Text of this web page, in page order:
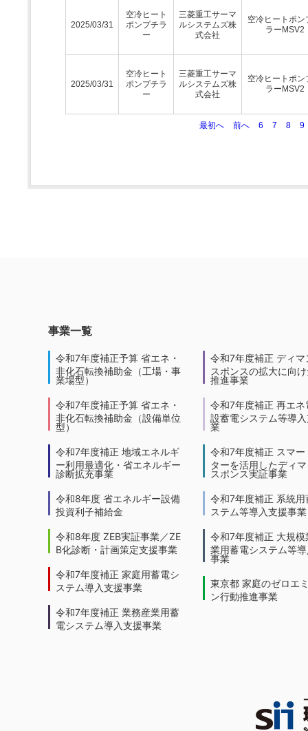
2025/03/31
空冷ヒート
ポンプチラ
ー
三菱重工サーマ
ルシステムズ株
式会社
空冷ヒートポン
ラーMSV2
2025/03/31
空冷ヒート
ポンプチラ
ー
三菱重工サーマ
ルシステムズ株
式会社
空冷ヒートポン
ラーMSV2
最初へ 前へ 6 7 8 9
事業一覧
令和7年度補正予算 省エネ・
非化石転換補助金（工場・事
業場型）
令和7年度補正予算 省エネ・
非化石転換補助金（設備単位
型）
令和7年度補正 地域エネルギ
ー利用最適化・省エネルギー
診断拡充事業
令和8年度 省エネルギー設備
投資利子補給金
令和8年度 ZEB実証事業／ZE
B化診断・計画策定支援事業
令和7年度補正 家庭用蓄電シ
ステム導入支援事業
令和7年度補正 業務産業用蓄
電システム導入支援事業
令和7年度補正 ディマ
スポンスの拡大に向
推進事業
令和7年度補正 再エネ
設蓄電システム等導
業
令和7年度補正 スマー
ターを活用したディ
スポンス実証事業
令和7年度補正 系統用
ステム等導入支援事業
令和7年度補正 大規模
業用蓄電システム等
事業
東京都 家庭のゼロエ
ン行動推進事業